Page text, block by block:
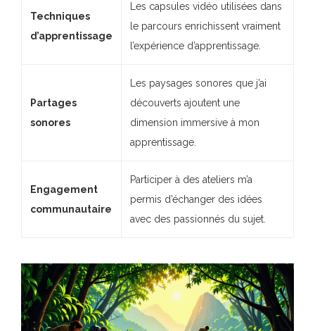
Techniques
d’apprentissage
Les capsules vidéo utilisées dans
le parcours enrichissent vraiment
l’expérience d’apprentissage.
Partages
sonores
Les paysages sonores que j’ai
découverts ajoutent une
dimension immersive à mon
apprentissage.
Engagement
communautaire
Participer à des ateliers m’a
permis d’échanger des idées
avec des passionnés du sujet.